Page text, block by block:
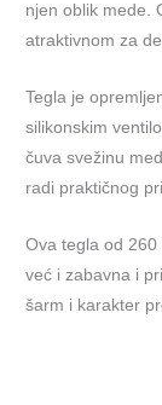
njen oblik mede.
atraktivnom za
Tegla je
silikonskim
čuva svežinu
radi praktičnog
Ova tegla od
već i zabavna i
šarm i karakter